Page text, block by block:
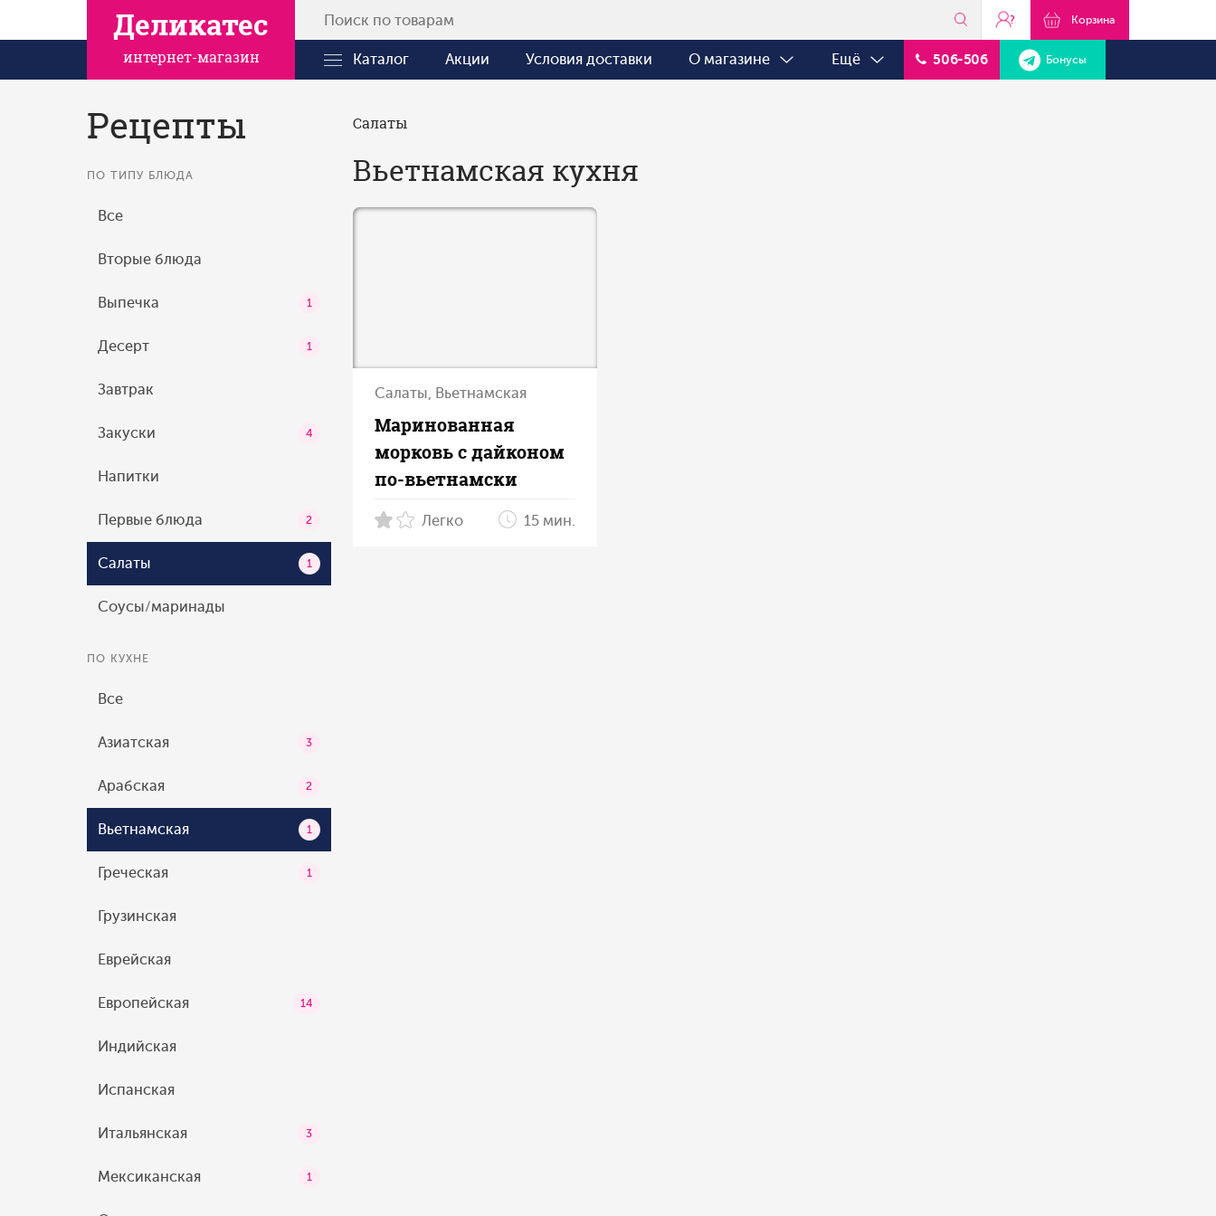
Деликатес
интернет-магазин
? Корзина
Каталог Акции Условия доставки О магазине Ещё 506-506 Бонусы
Рецепты
ПО ТИПУ БЛЮДА
Все
Вторые блюда
Выпечка 1
Десерт 1
Завтрак
Закуски 4
Напитки
Первые блюда 2
Салаты 1
Соусы/маринады
ПО КУХНЕ
Все
Азиатская 3
Арабская 2
Вьетнамская 1
Греческая 1
Грузинская
Еврейская
Европейская 14
Индийская
Испанская
Итальянская 3
Мексиканская 1
Салаты
Вьетнамская кухня
Салаты, Вьетнамская
Маринованная
морковь с дайконом
по‑вьетнамски
Легко 15 мин.